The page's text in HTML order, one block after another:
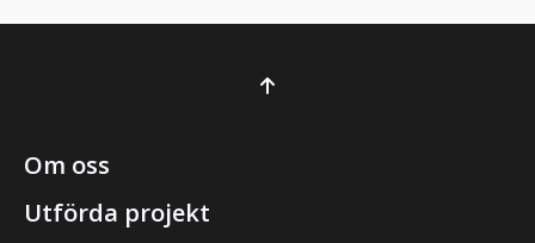
Om oss
Utförda projekt